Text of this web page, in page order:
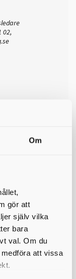
Om
gör att
själv vilka
bara
val. Om du
att vissa
02,